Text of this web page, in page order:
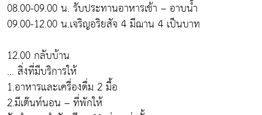
08.00-09.00 น. รับประทานอาหารเช้า – อาบน้ำ
09.00-12.00 น.เจริญอริยสัจ 4 มีฌาน 4 เป็นบาท
12.00 กลับบ้าน
... สิ่งที่มีบริการให้
1.อาหารและเครื่องดื่ม 2 มื้อ
2.มีเต๊นท์นอน – ที่พักให้